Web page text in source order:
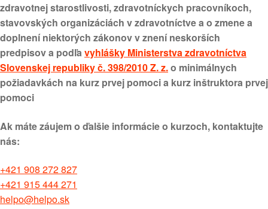
zdravotnej starostlivosti, zdravotníckych pracovníkoch,
stavovských organizáciách v zdravotníctve a o zmene a
doplnení niektorých zákonov v znení neskorších
predpisov a podľavyhlášky Ministerstva zdravotníctva
Slovenskej republiky č. 398/2010 Z. z.o minimálnych
požiadavkách na kurz prvej pomoci a kurz inštruktora prvej
pomoci
Ak máte záujem o ďalšie informácie o kurzoch, kontaktujte
nás:
+421 908 272 827
+421 915 444 271
helpo@helpo.sk